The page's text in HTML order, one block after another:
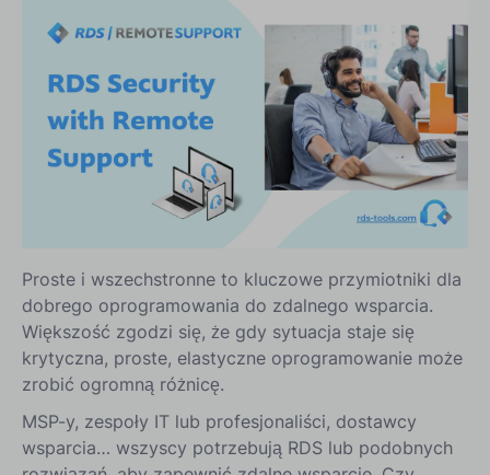
Proste i wszechstronne to kluczowe przymiotniki dla
dobrego oprogramowania do zdalnego wsparcia.
Większość zgodzi się, że gdy sytuacja staje się
krytyczna, proste, elastyczne oprogramowanie może
zrobić ogromną różnicę.
MSP-y, zespoły IT lub profesjonaliści, dostawcy
wsparcia… wszyscy potrzebują RDS lub podobnych